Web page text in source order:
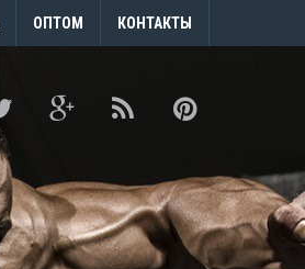
ОПТОМ КОНТАКТЫ